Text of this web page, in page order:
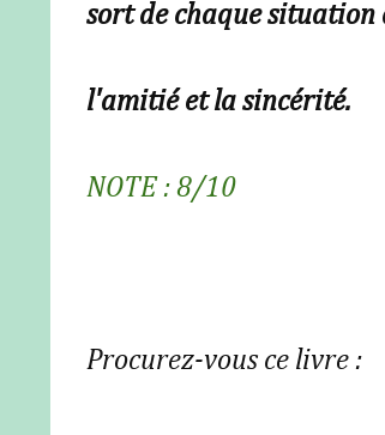
sort de chaque situation
l'amitié et la sincérité.
NOTE : 8/10
Procurez-vous ce livre :